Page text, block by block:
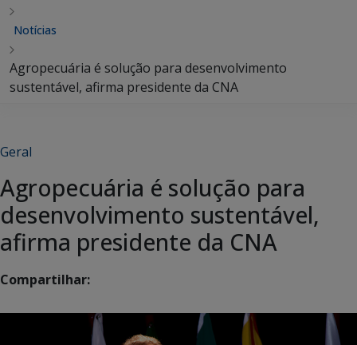
Notícias
Agropecuária é solução para desenvolvimento
sustentável, afirma presidente da CNA
Geral
Agropecuária é solução para
desenvolvimento sustentável,
afirma presidente da CNA
Compartilhar: